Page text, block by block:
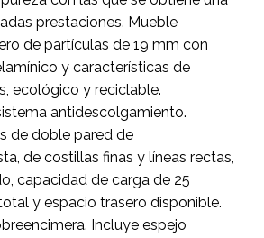
prestaciones. Mueble
de partículas de 19 mm con
y características de
ecológico y reciclable.
antidescolgamiento.
de doble pared de
de costillas finas y líneas rectas,
capacidad de carga de 25
y espacio trasero disponible.
Incluye espejo